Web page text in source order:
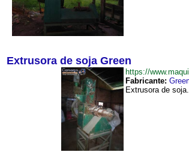
Extrusora de soja Green
https://
Fabricante:
Extrusora de